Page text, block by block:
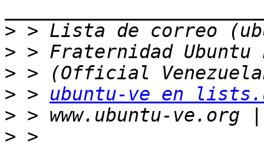
>
>
>
> > ubuntu-ve en
>
> >